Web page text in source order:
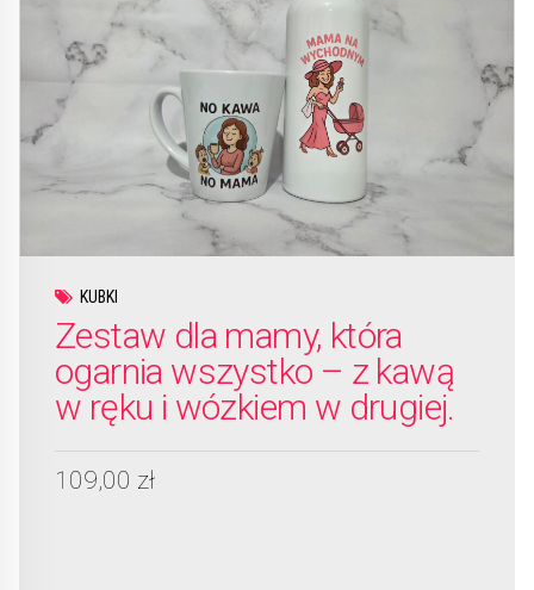
KUBKI
Zestaw dla mamy, która
ogarnia wszystko – z kawą
w ręku i wózkiem w drugiej.
109,00 zł